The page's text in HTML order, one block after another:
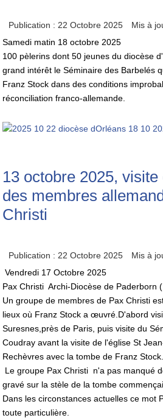
Publication : 22 Octobre 2025
Mis à
Samedi matin 18 octobre 2025
100 pèlerins dont 50 jeunes du diocèse
grand intérêt le Séminaire des Barbelés
Franz Stock dans des conditions
réconciliation franco-allemande.
13 octobre 2025,
des membres
Christi
Publication : 22 Octobre 2025
Mis à
Vendredi 17 Octobre 2025
Pax Christi Archi-Diocèse de Paderborn
Un groupe de membres de Pax Christi
lieux où Franz Stock a œuvré.D'abord
Suresnes,près de Paris, puis visite du
Coudray avant la visite de l'église St
Rechèvres avec la tombe de Franz Stock.
Le groupe Pax Christi n'a pas manqué
gravé sur la stèle de la tombe
Dans les circonstances actuelles ce mot
toute particulière.